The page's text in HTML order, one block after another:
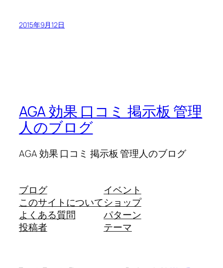
2015年9月12日
AGA 効果 口コミ 掲示板 管理
人のブログ
AGA 効果 口コミ 掲示板 管理人のブログ
ブログ
このサイトについて
よくある質問
投稿者
イベント
ショップ
パターン
テーマ